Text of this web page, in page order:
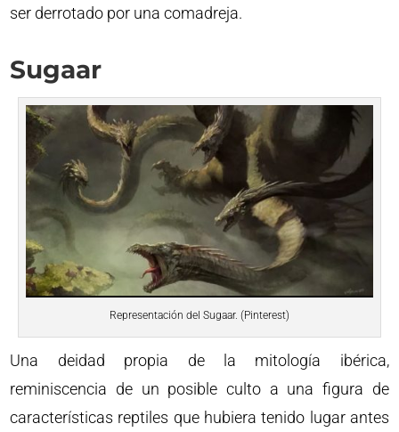
ser derrotado por una comadreja.
Sugaar
Representación del Sugaar. (Pinterest)
Una deidad propia de la mitología ibérica,
reminiscencia de un posible culto a una figura de
características reptiles que hubiera tenido lugar antes